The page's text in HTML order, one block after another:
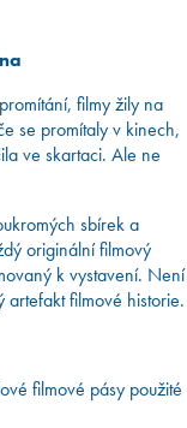
filmy žily na
se promítaly v kinech,
ve skartaci. Ale ne
sbírek a
originální filmový
k vystavení. Není
artefakt filmové historie.
filmové pásy použité